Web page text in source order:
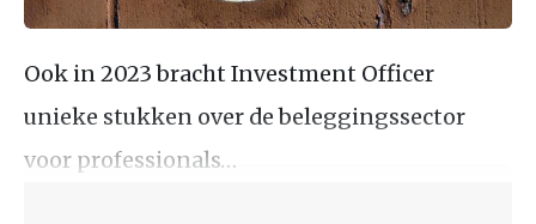
Ook in 2023 bracht Investment Officer
unieke stukken over de beleggingssector
voor professionals…